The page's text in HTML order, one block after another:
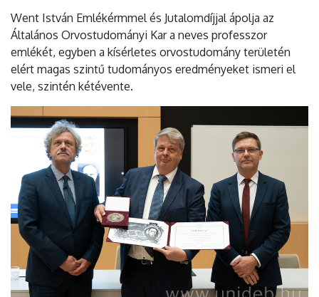
Went István Emlékérmmel és Jutalomdíjjal ápolja az
Általános Orvostudományi Kar a neves professzor
emlékét, egyben a kísérletes orvostudomány területén
elért magas szintű tudományos eredményeket ismeri el
vele, szintén kétévente.